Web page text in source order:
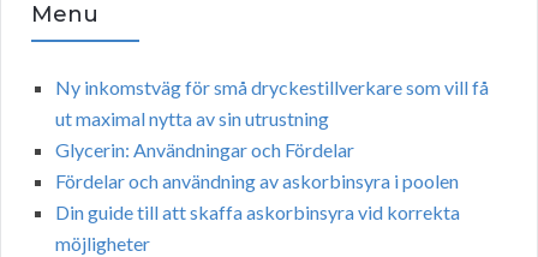
Menu
Ny inkomstväg för små dryckestillverkare som vill få
ut maximal nytta av sin utrustning
Glycerin: Användningar och Fördelar
Fördelar och användning av askorbinsyra i poolen
Din guide till att skaffa askorbinsyra vid korrekta
möjligheter